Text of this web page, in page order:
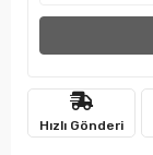
Hızlı Gönderi